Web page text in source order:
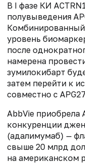
В I фазе КИ
полувыведения
уровень
после
намерена
зумилокибарт
затем перейти к
совместно с
AbbVie приобрела
конкуренции
(адалимумаб) —
свыше 20 млрд
на американском